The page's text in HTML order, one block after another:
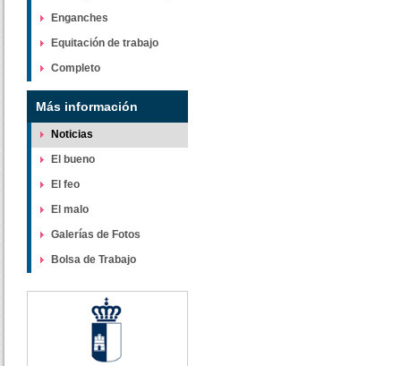
Enganches
Equitación de trabajo
Completo
Más información
Noticias
El bueno
El feo
El malo
Galerías de Fotos
Bolsa de Trabajo